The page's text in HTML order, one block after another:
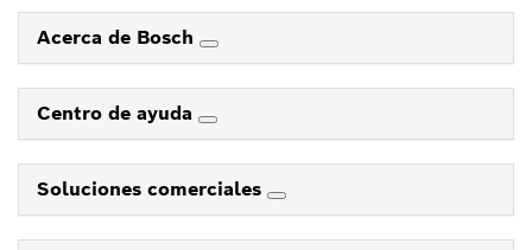
Acerca de Bosch
Centro de ayuda
Soluciones comerciales